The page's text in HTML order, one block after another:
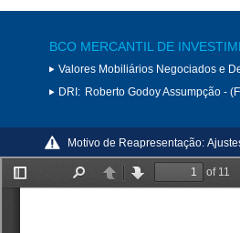
BCO MERCANTIL DE
Valores Mobiliários Negociados e
DRI: Roberto Godoy Assumpção -
Motivo de Reapresentação: